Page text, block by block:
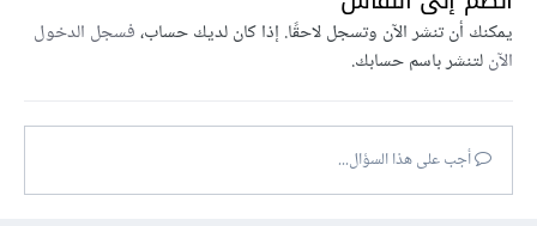
يمكنك أن تنشر الآن وتسجل لاحقًا. إذا كان لديك حساب،فسجل الدخول
الآنلتنشر باسم حسابك.
أجب على هذا السؤال...